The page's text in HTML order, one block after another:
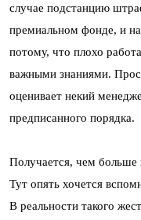
случае подстанцию
премиальном фонде, и
потому, что плохо
важными знаниями.
оценивает некий
предписанного порядка.
Получается, чем
Тут опять хочется
В реальности такого